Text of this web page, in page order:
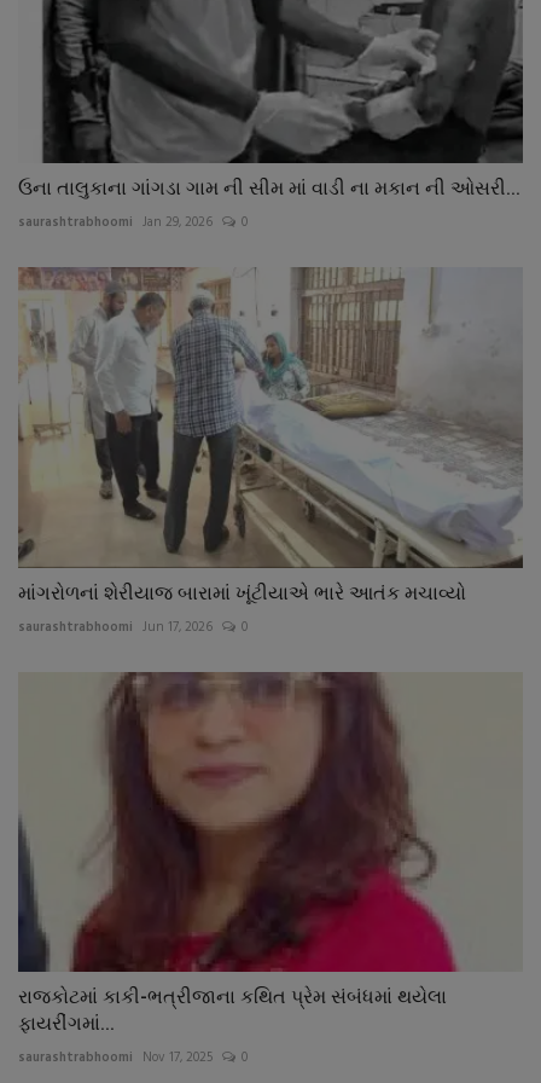
ઉના તાલુકાના ગાંગડા ગામ ની સીમ માં વાડી ના મકાન ની ઓસરી...
saurashtrabhoomi Jan 29, 2026 0
માંગરોળનાં શેરીયાજ બારામાં ખૂંટીયાએ ભારે આતંક મચાવ્યો
saurashtrabhoomi Jun 17, 2026 0
રાજકોટમાં કાકી-ભત્રીજાના કથિત પ્રેમ સંબંધમાં થયેલા
ફાયરીંગમાં...
saurashtrabhoomi Nov 17, 2025 0